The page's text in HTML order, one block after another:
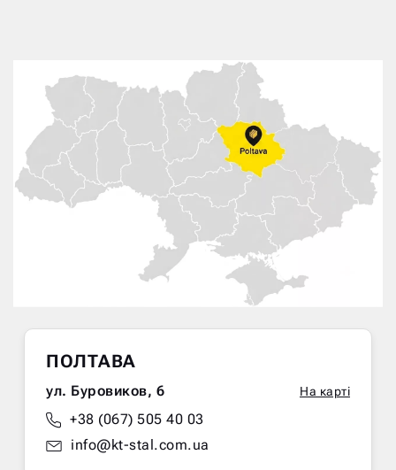
ПОЛТАВА
ул. Буровиков, 6 На карті
+38 (067) 505 40 03
info@kt-stal.com.ua